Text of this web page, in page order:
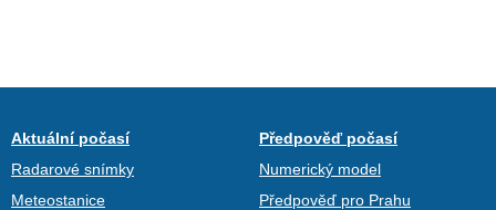
Aktuální počasí
Radarové snímky
Meteostanice
Předpověď počasí
Numerický model
Předpověď pro Prahu